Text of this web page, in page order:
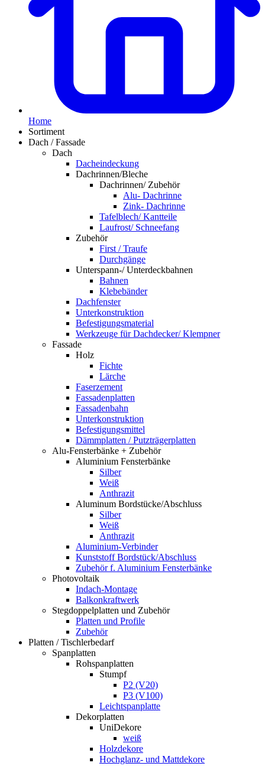
Home
Sortiment
Dach / Fassade
Dach
Dacheindeckung
Dachrinnen/Bleche
Dachrinnen/ Zubehör
Alu- Dachrinne
Zink- Dachrinne
Tafelblech/ Kantteile
Laufrost/ Schneefang
Zubehör
First / Traufe
Durchgänge
Unterspann-/ Unterdeckbahnen
Bahnen
Klebebänder
Dachfenster
Unterkonstruktion
Befestigungsmaterial
Werkzeuge für Dachdecker/ Klempner
Fassade
Holz
Fichte
Lärche
Faserzement
Fassadenplatten
Fassadenbahn
Unterkonstruktion
Befestigungsmittel
Dämmplatten / Putzträgerplatten
Alu-Fensterbänke + Zubehör
Aluminium Fensterbänke
Silber
Weiß
Anthrazit
Aluminum Bordstücke/Abschluss
Silber
Weiß
Anthrazit
Aluminium-Verbinder
Kunststoff Bordstück/Abschluss
Zubehör f. Aluminium Fensterbänke
Photovoltaik
Indach-Montage
Balkonkraftwerk
Stegdoppelplatten und Zubehör
Platten und Profile
Zubehör
Platten / Tischlerbedarf
Spanplatten
Rohspanplatten
Stumpf
P2 (V20)
P3 (V100)
Leichtspanplatte
Dekorplatten
UniDekore
weiß
Holzdekore
Hochglanz- und Mattdekore